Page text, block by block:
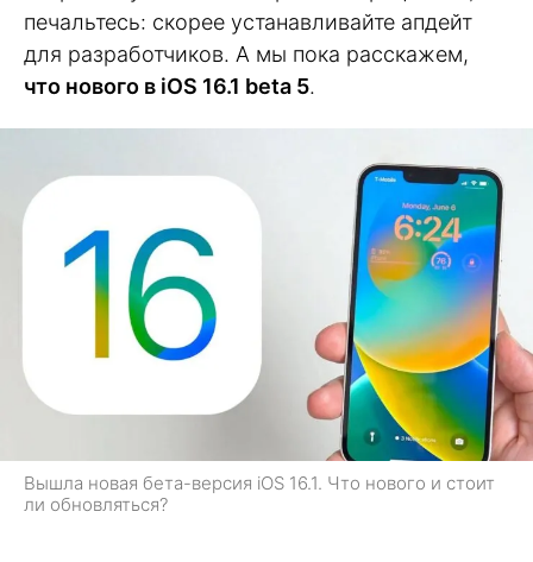
печальтесь: скорее устанавливайте апдейт
для разработчиков. А мы пока расскажем,
что нового в iOS 16.1 beta 5.
Вышла новая бета-версия iOS 16.1. Что нового и стоит
ли обновляться?